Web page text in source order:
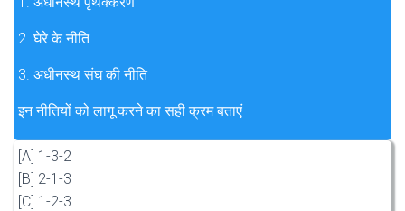
2. घेरे के नीति
3. अधीनस्थ संघ की नीति
इन नीतियों को लागू करने का सही क्रम बताएं
[A] 1-3-2
[B] 2-1-3
[C] 1-2-3